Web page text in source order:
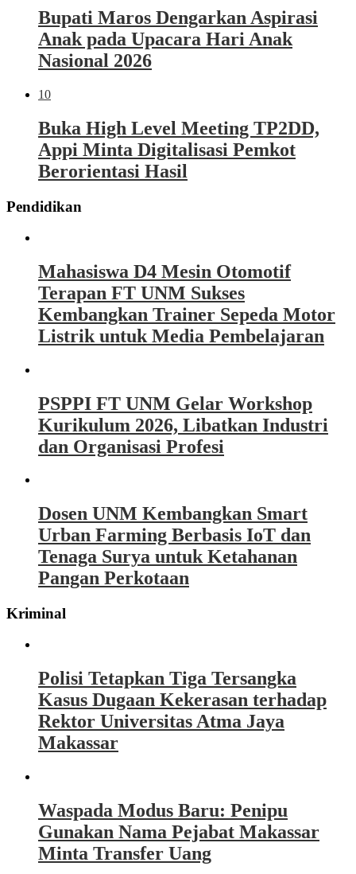
Bupati Maros Dengarkan Aspirasi
Anak pada Upacara Hari Anak
Nasional 2026
10
Buka High Level Meeting TP2DD,
Appi Minta Digitalisasi Pemkot
Berorientasi Hasil
Pendidikan
Mahasiswa D4 Mesin Otomotif
Terapan FT UNM Sukses
Kembangkan Trainer Sepeda Motor
Listrik untuk Media Pembelajaran
PSPPI FT UNM Gelar Workshop
Kurikulum 2026, Libatkan Industri
dan Organisasi Profesi
Dosen UNM Kembangkan Smart
Urban Farming Berbasis IoT dan
Tenaga Surya untuk Ketahanan
Pangan Perkotaan
Kriminal
Polisi Tetapkan Tiga Tersangka
Kasus Dugaan Kekerasan terhadap
Rektor Universitas Atma Jaya
Makassar
Waspada Modus Baru: Penipu
Gunakan Nama Pejabat Makassar
Minta Transfer Uang